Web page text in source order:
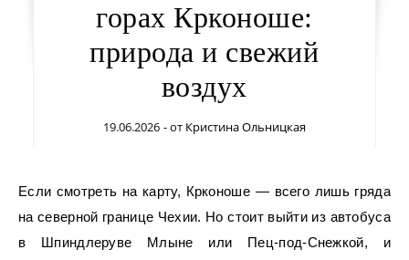
горах Крконоше:
природа и свежий
воздух
19.06.2026 - от Кристина Ольницкая
Если смотреть на карту, Крконоше — всего лишь гряда
на северной границе Чехии. Но стоит выйти из автобуса
в Шпиндлеруве Млыне или Пец-под-Снежкой, и